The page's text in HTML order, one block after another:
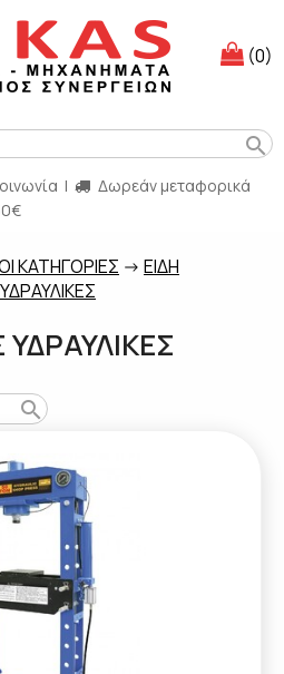
(0)
search
|
Δωρεάν μεταφορικά
ΚΑΤΗΓΟΡΙΕΣ -> ΕΙΔΗ
search